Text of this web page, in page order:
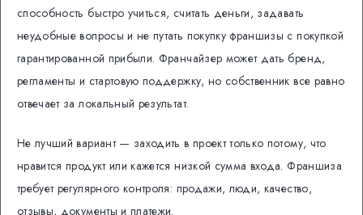
способность быстро учиться, считать деньги, задавать
неудобные вопросы и не путать покупку франшизы с покупкой
гарантированной прибыли. Франчайзер может дать бренд,
регламенты и стартовую поддержку, но собственник все равно
отвечает за локальный результат.
Не лучший вариант — заходить в проект только потому, что
нравится продукт или кажется низкой сумма входа. Франшиза
требует регулярного контроля: продажи, люди, качество,
отзывы, документы и платежи.